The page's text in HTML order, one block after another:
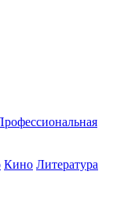
Кино Литература